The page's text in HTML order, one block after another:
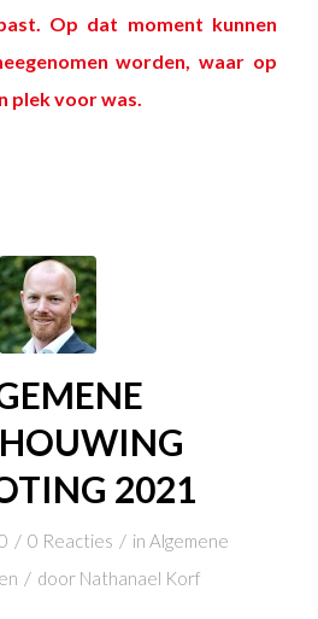
Op dat moment kunnen
worden, waar op
plek voor was.
2021
/ 0 Reacties / inAlgemene
/ door Nathanael Korf